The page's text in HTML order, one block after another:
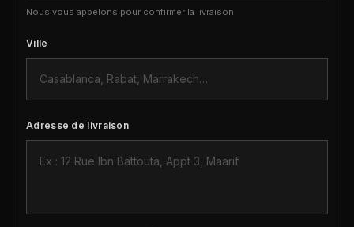
Nous vous appelons pour confirmer la livraison
Ville
Adresse de livraison